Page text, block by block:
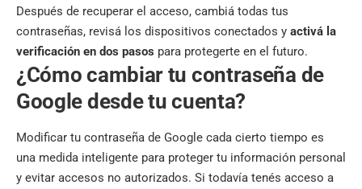
Después de recuperar el acceso, cambiá todas tus
contraseñas, revisá los dispositivos conectados y activá la
verificación en dos pasos para protegerte en el futuro.
¿Cómo cambiar tu contraseña de
Google desde tu cuenta?
Modificar tu contraseña de Google cada cierto tiempo es
una medida inteligente para proteger tu información personal
y evitar accesos no autorizados. Si todavía tenés acceso a